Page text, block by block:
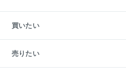
買いたい
新築・分譲マンションの購入
中古マンションの購入
一戸建ての購入
売りたい